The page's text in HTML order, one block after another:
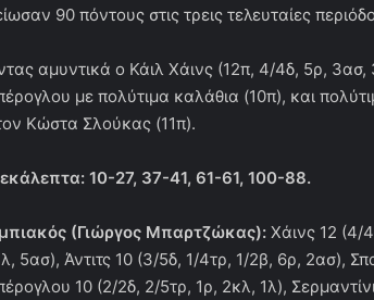
90 πόντους στις τρεις τελευταίες
αμυντικά ο Κάιλ Χάινς (12π, 4/4δ, 5ρ,
με πολύτιμα καλάθια (10π), και
Κώστα Σλούκας (11π).
10-27, 37-41, 61-61, 100-88.
(Γιώργος Μπαρτζώκας): Χάινς 12 (4/
5ασ), Άντιτς 10 (3/5δ, 1/4τρ, 1/2β, 6ρ, 2ασ),
10 (2/2δ, 2/5τρ, 1ρ, 2κλ, 1λ),